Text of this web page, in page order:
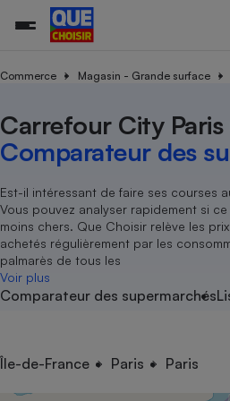
Commerce Magasin - Grande surface
Carrefour City Paris
Comparateur des
Est-il intéressant de faire ses courses
Vous pouvez analyser rapidement si
moins chers. Que Choisir relève les
achetés régulièrement par les
palmarès de tous les
Voir plus
Comparateur des supermarchés
Île-de-France Paris Paris
Toutes les actualités
Enquêtes
Guides d'achat
Conseils
Brèves
Tous les services
Soumettre un litige
Lettres types
Rencontrer une association
Tous nos combats
Nos actions
Nos grandes victoires
Les billets de la présidente
Nos associations locales
Nous rejoindre
En savoir plus sur Que
L’association
Nos missions
Notre méthodologie
Notre financement
Nos partenaires
Nous rejoindre